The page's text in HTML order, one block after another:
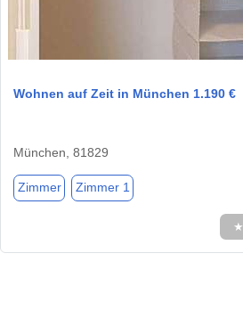
Wohnen auf Zeit in München 1.190 €
München, 81829
Zimmer Zimmer 1
★